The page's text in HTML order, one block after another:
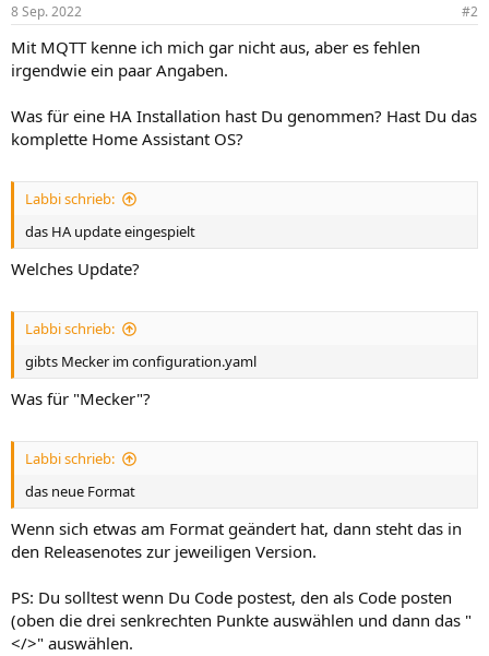
8 Sep. 2022 #2
Mit MQTT kenne ich mich gar nicht aus, aber es fehlen
irgendwie ein paar Angaben.
Was für eine HA Installation hast Du genommen? Hast Du das
komplette Home Assistant OS?
Labbi schrieb:
das HA update eingespielt
Welches Update?
Labbi schrieb:
gibts Mecker im configuration.yaml
Was für "Mecker"?
Labbi schrieb:
das neue Format
Wenn sich etwas am Format geändert hat, dann steht das in
den Releasenotes zur jeweiligen Version.
PS: Du solltest wenn Du Code postest, den als Code posten
(oben die drei senkrechten Punkte auswählen und dann das "
</>" auswählen.